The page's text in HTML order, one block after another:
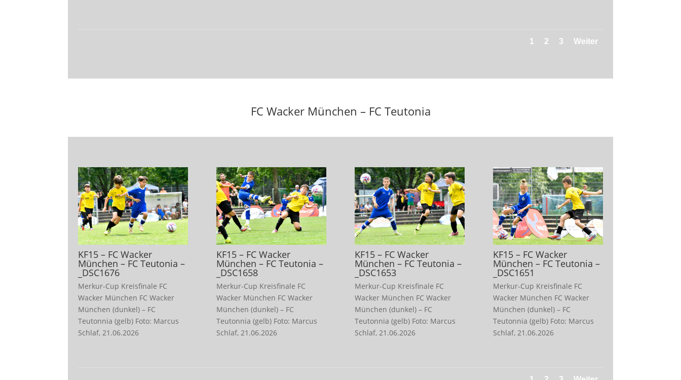
1 2 3 Weiter
FC Wacker München – FC Teutonia
KF15 – FC Wacker
München – FC Teutonia –
_DSC1676
Merkur-Cup Kreisfinale FC
Wacker München FC Wacker
München (dunkel) – FC
Teutonnia (gelb) Foto: Marcus
Schlaf, 21.06.2026
KF15 – FC Wacker
München – FC Teutonia –
_DSC1658
Merkur-Cup Kreisfinale FC
Wacker München FC Wacker
München (dunkel) – FC
Teutonnia (gelb) Foto: Marcus
Schlaf, 21.06.2026
KF15 – FC Wacker
München – FC Teutonia –
_DSC1653
Merkur-Cup Kreisfinale FC
Wacker München FC Wacker
München (dunkel) – FC
Teutonnia (gelb) Foto: Marcus
Schlaf, 21.06.2026
KF15 – FC Wacker
München – FC Teutonia –
_DSC1651
Merkur-Cup Kreisfinale FC
Wacker München FC Wacker
München (dunkel) – FC
Teutonnia (gelb) Foto: Marcus
Schlaf, 21.06.2026